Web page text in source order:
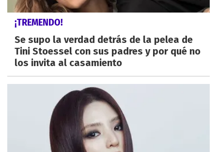
¡TREMENDO!
Se supo la verdad detrás de la pelea de
Tini Stoessel con sus padres y por qué no
los invita al casamiento